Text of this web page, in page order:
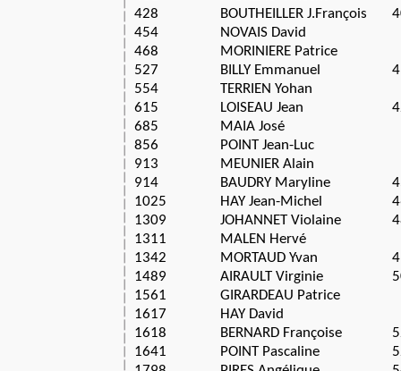
428
BOUTHEILLER J.François
454
NOVAIS David
468
MORINIERE Patrice
527
BILLY Emmanuel
554
TERRIEN Yohan
615
LOISEAU Jean
685
MAIA José
856
POINT Jean-Luc
913
MEUNIER Alain
914
BAUDRY Maryline
1025
HAY Jean-Michel
1309
JOHANNET Violaine
1311
MALEN Hervé
1342
MORTAUD Yvan
1489
AIRAULT Virginie
1561
GIRARDEAU Patrice
1617
HAY David
1618
BERNARD Françoise
1641
POINT Pascaline